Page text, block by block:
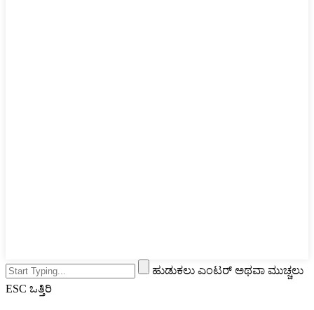
ಹುಡುಕಲು ಎಂಟರ್ ಅಥವಾ ಮುಚ್ಚಲು
ESC ಒತ್ತಿರಿ